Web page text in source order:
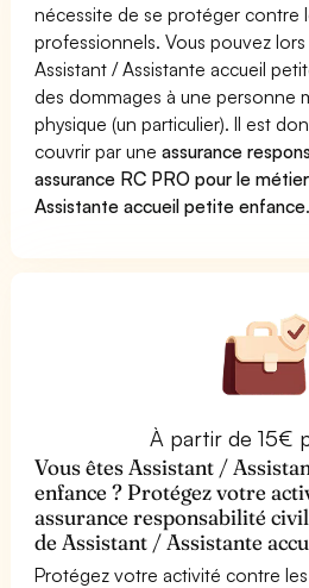
nécessite de se protéger contre
professionnels. Vous pouvez
Assistant / Assistante accueil
des dommages à une personne
physique (un particulier). Il est
couvrir par uneassurance
assurance RC PRO pour le
Assistante accueil petite enfance.
À partir de 15€
Vous êtes Assistant /
enfance ? Protégez votre
assurance responsabilité
de Assistant / Assistante
Protégez votre activité contre